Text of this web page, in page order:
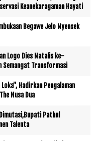
Keanekaragaman Hayati
Begawe Jelo Nyensek
Logo Dies Natalis ke-
Semangat Transformasi
Hadirkan Pengalaman
Nusa Dua
Pathul
Talenta